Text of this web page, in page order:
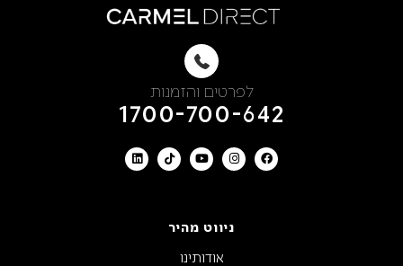
לפרטים והזמנות
1700-700-642
ניווט מהיר
אודותינו